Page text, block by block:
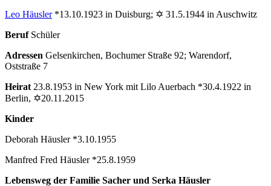
Leo Häusler*13.10.1923 in Duisburg; ✡ 31.5.1944 in Auschwitz
Beruf Schüler
Adressen Gelsenkirchen, Bochumer Straße 92; Warendorf,
Oststraße 7
Heirat 23.8.1953 in New York mit Lilo Auerbach *30.4.1922 in
Berlin, ✡20.11.2015
Kinder
Deborah Häusler *3.10.1955
Manfred Fred Häusler *25.8.1959
Lebensweg der Familie Sacher und Serka Häusler